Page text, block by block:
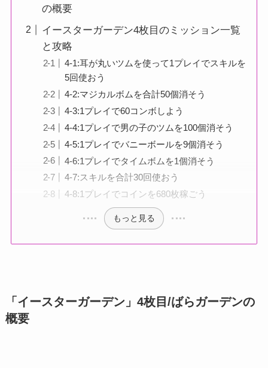
の概要
イースターガーデン4枚目のミッション一覧
と攻略
4-1:耳が丸いツムを使って1プレイでスキルを
5回使おう
4-2:マジカルボムを合計50個消そう
4-3:1プレイで60コンボしよう
4-4:1プレイで男の子のツムを100個消そう
4-5:1プレイでバニーボールを9個消そう
4-6:1プレイでタイムボムを1個消そう
4-7:スキルを合計30回使おう
4-8:1プレイでコインを680枚稼ごう
もっと見る
「イースターガーデン」4枚目/ばらガーデンの
概要